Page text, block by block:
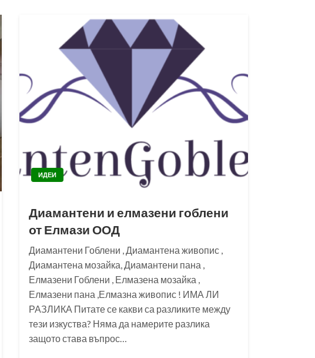
ИДЕИ
Диамантени и елмазени гоблени
от Елмази ООД
Диамантени Гоблени , Диамантена живопис ,
Диамантена мозайка, Диамантени пана ,
Елмазени Гоблени , Елмазена мозайка ,
Елмазени пана ,Елмазна живопис ! ИМА ЛИ
РАЗЛИКА Питате се какви са разликите между
тези изкуства? Няма да намерите разлика
защото става въпрос…